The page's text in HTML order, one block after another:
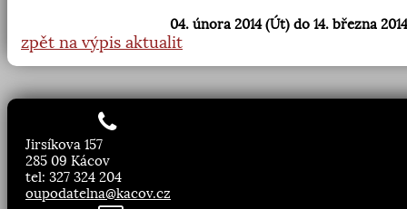
04. února 2014 (Út) do 14. března
zpět na výpis aktualit
Jirsíkova 157
285 09 Kácov
tel: 327 324 204
oupodatelna@kacov.cz